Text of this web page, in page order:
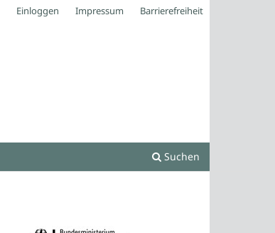
Suchen
Einloggen Impressum Barrierefreiheit